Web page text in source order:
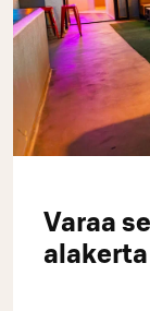
Varaa
alakerta